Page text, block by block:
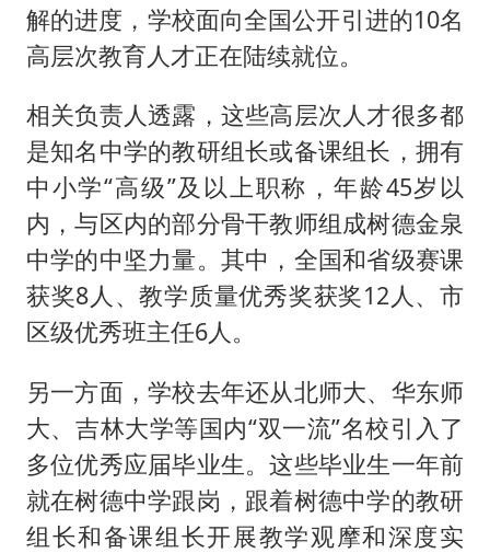
解的进度，学校面向全国公开引进的10名
高层次教育人才正在陆续就位。
相关负责人透露，这些高层次人才很多都
是知名中学的教研组长或备课组长，拥有
中小学“高级”及以上职称，年龄45岁以
内，与区内的部分骨干教师组成树德金泉
中学的中坚力量。其中，全国和省级赛课
获奖8人、教学质量优秀奖获奖12人、市
区级优秀班主任6人。
另一方面，学校去年还从北师大、华东师
大、吉林大学等国内“双一流”名校引入了
多位优秀应届毕业生。这些毕业生一年前
就在树德中学跟岗，跟着树德中学的教研
组长和备课组长开展教学观摩和深度实